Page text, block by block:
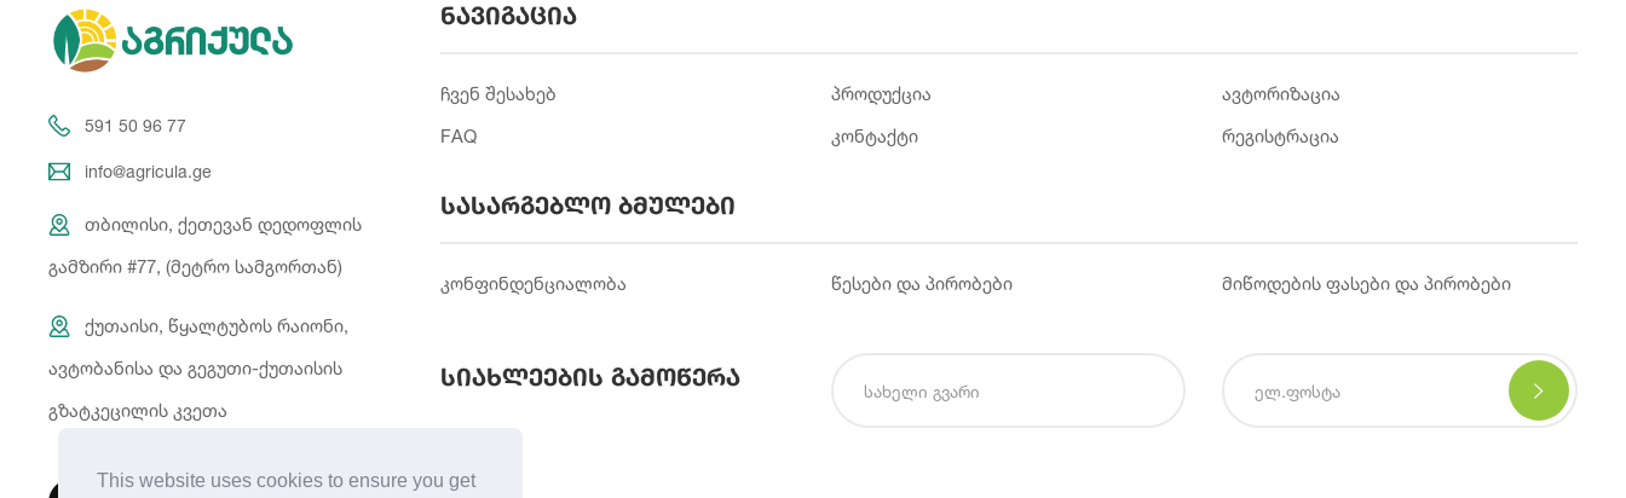
591 50 96 77
info@agricula.ge
თბილისი, ქეთევან დედოფლის
გამზირი #77, (მეტრო სამგორთან)
ქუთაისი, წყალტუბოს რაიონი,
ავტობანისა და გეგუთი-ქუთაისის
გზატკეცილის კვეთა
ნავიგაცია
ჩვენ შესახებ
FAQ
პროდუქცია
კონტაქტი
ავტორიზაცია
რეგისტრაცია
სასარგებლო ბმულები
კონფინდენციალობა წესები და პირობები მიწოდების ფასები და პირობები
სიახლეების გამოწერა
This website uses cookies to ensure you get